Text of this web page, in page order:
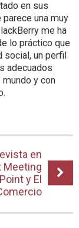
en sus
una muy
me ha
lo práctico que
social, un perfil
adecuados
y con
en
Meeting
Point y El